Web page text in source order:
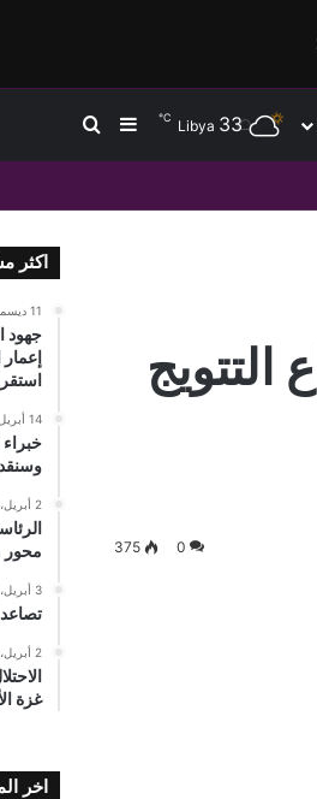
Libya 33
℃ إضافة عمود
بحث عن
التتويج
0
375
اكثر
11 ديسمبر، 2025
جهود
14 أبريل، 2025
خبراء
2 أبريل، 2025
محور
3 أبريل، 2025
تصاعد
2 أبريل، 2025
غزة
اخر